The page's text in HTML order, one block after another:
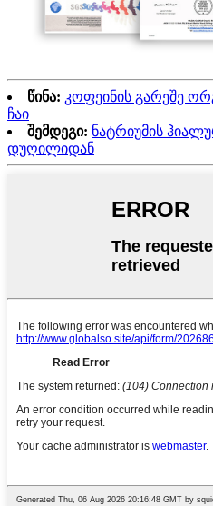
წინა: კოფეინის გარეშე
ჩაი
შემდეგი: ნატრიუმის
დუღილიდან